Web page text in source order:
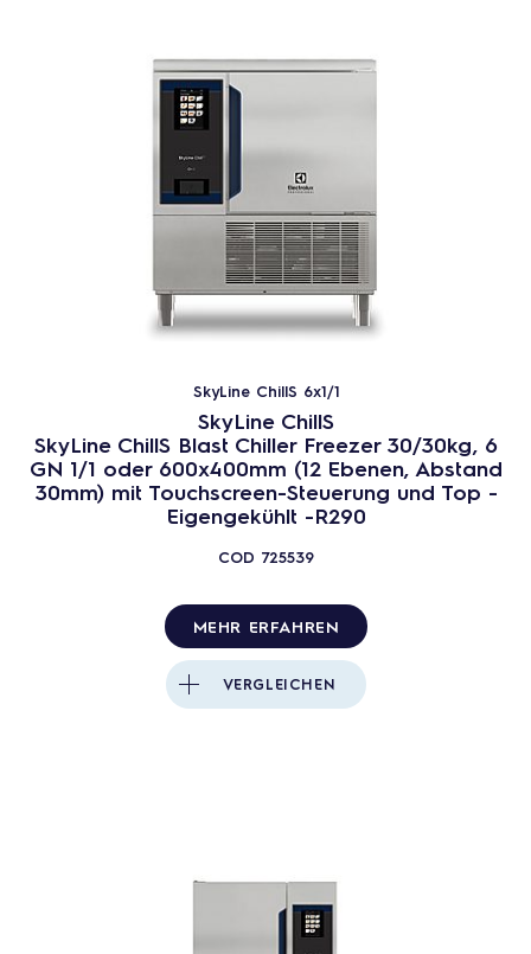
SkyLine ChillS 6x1/1
SkyLine ChillS
SkyLine ChillS Blast Chiller Freezer 30/30kg, 6
GN 1/1 oder 600x400mm (12 Ebenen, Abstand
30mm) mit Touchscreen-Steuerung und Top -
Eigengekühlt -R290
COD 725539
MEHR ERFAHREN
VERGLEICHEN